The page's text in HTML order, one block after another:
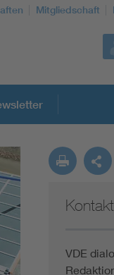
Mitgliedschaft
Kontakt
VDE